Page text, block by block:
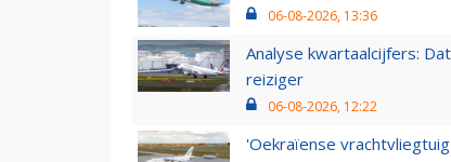
06-08-2026, 13:36
Analyse kwartaalcijfers:
reiziger
06-08-2026, 12:22
'Oekraïense